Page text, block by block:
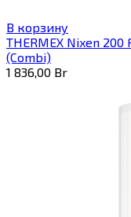
В корзину
THERMEX Nixen 200
(Combi)
1 836,00 Br